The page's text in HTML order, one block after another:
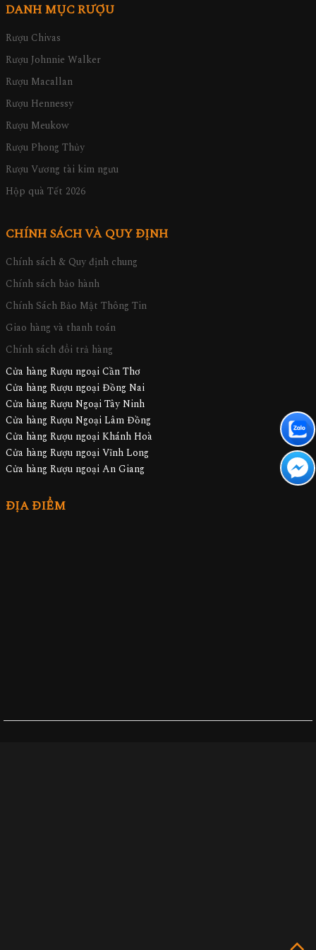
DANH MỤC RƯỢU
Rượu Chivas
Rượu Johnnie Walker
Rượu Macallan
Rượu Hennessy
Rượu Meukow
Rượu Phong Thủy
Rượu Vương tài kim ngưu
Hộp quà Tết 2026
CHÍNH SÁCH VÀ QUY ĐỊNH
Chính sách & Quy định chung
Chính sách bảo hành
Chính Sách Bảo Mật Thông Tin
Giao hàng và thanh toán
Chính sách đổi trả hàng
Cửa hàng Rượu ngoại Cần Thơ
Cửa hàng Rượu ngoại Đồng Nai
Cửa hàng Rượu Ngoại Tây Ninh
Cửa hàng Rượu Ngoại Lâm Đồng
Cửa hàng Rượu ngoại Khánh Hoà
Cửa hàng Rượu ngoại Vĩnh Long
Cửa hàng Rượu ngoại An Giang
ĐỊA ĐIỂM